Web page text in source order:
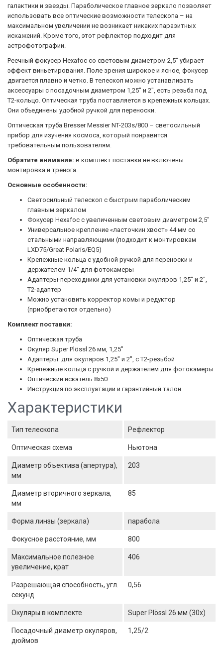
галактики и звезды. Параболическое главное зеркало позволяет
использовать все оптические возможности телескопа – на
максимальном увеличении не возникает никаких паразитных
искажений. Кроме того, этот рефлектор подходит для
астрофотографии.
Реечный фокусер Hexafoc со световым диаметром 2,5" убирает
эффект виньетирования. Поле зрения широкое и ясное, фокусер
двигается плавно и четко. В телескоп можно устанавливать
аксессуары с посадочным диаметром 1,25" и 2", есть резьба под
Т2-кольцо. Оптическая труба поставляется в крепежных кольцах.
Они объединены удобной ручкой для переноски.
Оптическая труба Bresser Messier NT-203s/800 – светосильный
прибор для изучения космоса, который понравится
требовательным пользователям.
Обратите внимание: в комплект поставки не включены
монтировка и тренога.
Основные особенности:
Светосильный телескоп с быстрым параболическим
главным зеркалом
Фокусер Hexafoc с увеличенным световым диаметром 2,5"
Универсальное крепление «ласточкин хвост» 44 мм со
стальными направляющими (подходит к монтировкам
LXD75/Great Polaris/EQ5)
Крепежные кольца с удобной ручкой для переноски и
держателем 1/4" для фотокамеры
Адаптеры-переходники для установки окуляров 1,25" и 2",
Т2-адаптер
Можно установить корректор комы и редуктор
(приобретаются отдельно)
Комплект поставки:
Оптическая труба
Окуляр Super Plössl 26 мм, 1,25"
Адаптеры: для окуляров 1,25" и 2", с T2-резьбой
Крепежные кольца с ручкой и держателем для фотокамеры
Оптический искатель 8x50
Инструкция по эксплуатации и гарантийный талон
Характеристики
Тип телескопа Рефлектор
Оптическая схема Ньютона
Диаметр объектива (апертура),
мм
203
Диаметр вторичного зеркала,
мм
85
Форма линзы (зеркала) парабола
Фокусное расстояние, мм 800
Максимальное полезное
увеличение, крат
406
Разрешающая способность, угл.
секунд
0,56
Окуляры в комплекте Super Plössl 26 мм (30х)
Посадочный диаметр окуляров,
дюймов
1,25/2